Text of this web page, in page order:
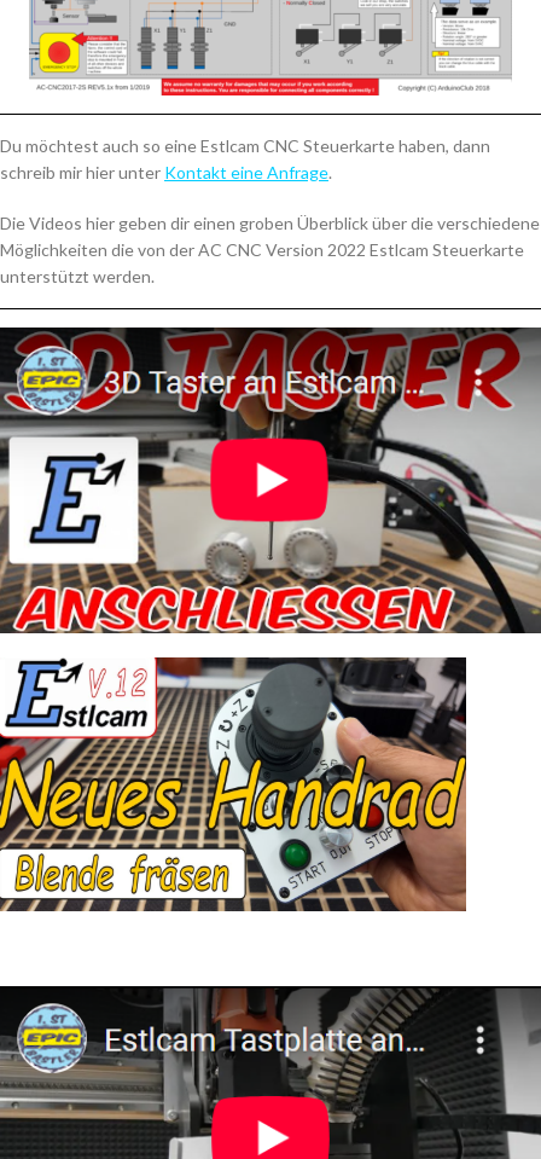
Du möchtest auch so eine Estlcam CNC Steuerkarte haben, dann
schreib mir hier unter Kontakt eine Anfrage.
Die Videos hier geben dir einen groben Überblicküber die verschiedene
Möglichkeiten die von der AC CNC Version 2022 Estlcam Steuerkarte
unterstützt werden.